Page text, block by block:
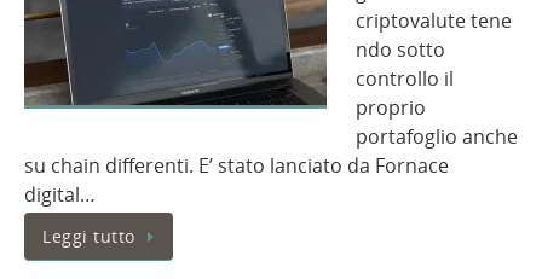
criptovalute tene
ndo sotto
controllo il
proprio
portafoglio anche
su chain differenti. E’ stato lanciato da Fornace
digital…
Leggi tutto